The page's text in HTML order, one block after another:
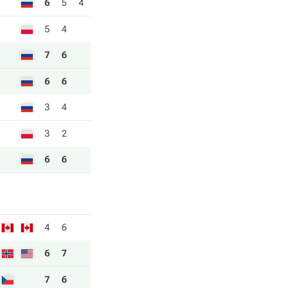
6 5 4
5 4
7 6
6 6
3 4
3 2
6 6
4 6
6 7
7 6